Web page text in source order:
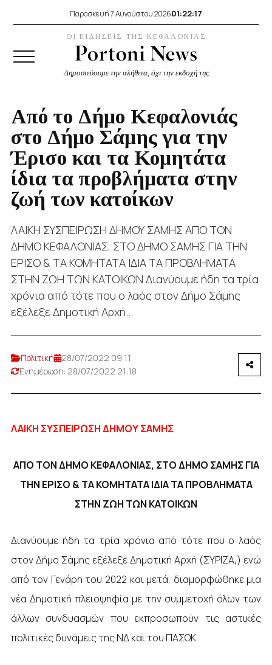
Παρασκευή 7 Αυγούστου 202601:22:17
ΟΙ ΕΙΔΗΣΕΙΣ ΤΗΣ ΚΕΦΑΛΟΝΙΑΣ
Δημοσιεύουμε την αλήθεια, όχι την εκδοχή της
Από το Δήμο Κεφαλονιάς
στο Δήμο Σάμης για την
Έρισο και τα Κομητάτα
ίδια τα προβλήματα στην
ζωή των κατοίκων
ΛΑΙΚΗ ΣΥΣΠΕΙΡΩΣΗ ΔΗΜΟΥ ΣΑΜΗΣ ΑΠΟ ΤΟΝ
ΔΗΜΟ ΚΕΦΑΛΟΝΙΑΣ, ΣΤΟ ΔΗΜΟ ΣΑΜΗΣ ΓΙΑ ΤΗΝ
ΕΡΙΣΟ & ΤΑ ΚΟΜΗΤΑΤΑ ΙΔΙΑ ΤΑ ΠΡΟΒΛΗΜΑΤΑ
ΣΤΗΝ ΖΩΗ ΤΩΝ ΚΑΤΟΙΚΩΝ Διανύουμε ήδη τα τρία
χρόνια από τότε που ο λαός στον Δήμο Σάμης
εξέλεξε Δημοτική Αρχή...
Πολιτική
28/07/2022 09:11
Ενημέρωση: 28/07/2022 21:18
ΛΑΙΚΗ ΣΥΣΠΕΙΡΩΣΗ ΔΗΜΟΥ ΣΑΜΗΣ
ΑΠΟ ΤΟΝ ΔΗΜΟ ΚΕΦΑΛΟΝΙΑΣ, ΣΤΟ ΔΗΜΟ ΣΑΜΗΣ ΓΙΑ
ΤΗΝ ΕΡΙΣΟ & ΤΑ ΚΟΜΗΤΑΤΑ ΙΔΙΑ ΤΑ ΠΡΟΒΛΗΜΑΤΑ
ΣΤΗΝ ΖΩΗ ΤΩΝ ΚΑΤΟΙΚΩΝ
Διανύουμε ήδη τα τρία χρόνια από τότε που ο λαός
στον Δήμο Σάμης εξέλεξε Δημοτική Αρχή (ΣΥΡΙΖΑ,) ενώ
από τον Γενάρη του 2022 και μετά, διαμορφώθηκε μια
νέα Δημοτική πλειοψηφία με την συμμετοχή όλων των
άλλων συνδυασμών που εκπροσωπούν τις αστικές
πολιτικές δυνάμεις της ΝΔ και του ΠΑΣΟΚ.